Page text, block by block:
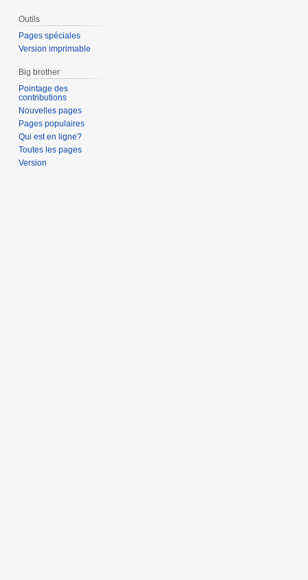
Outils
Pages spéciales
Version imprimable
Big brother
Pointage des
contributions
Nouvelles pages
Pages populaires
Qui est en ligne?
Toutes les pages
Version